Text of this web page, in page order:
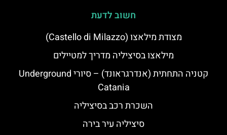
חשוב לדעת
מצודת מילאצו (Castello di Milazzo)
מילאצו בסיציליה מדריך למטיילים
קטניה התחתית (אנדרגראונד) – סיורי Underground
Catania
השכרת רכב בסיציליה
סיציליה עיר בירה